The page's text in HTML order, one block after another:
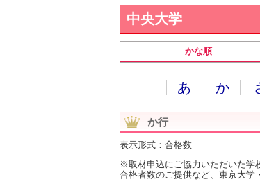
中央大学
かな順
あ か
か行
表示形式：合格数
※取材申込にご協力いただいた学
合格者数のご提供など、東京大学